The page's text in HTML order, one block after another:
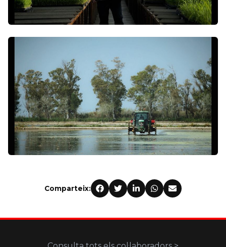
Comparteix: